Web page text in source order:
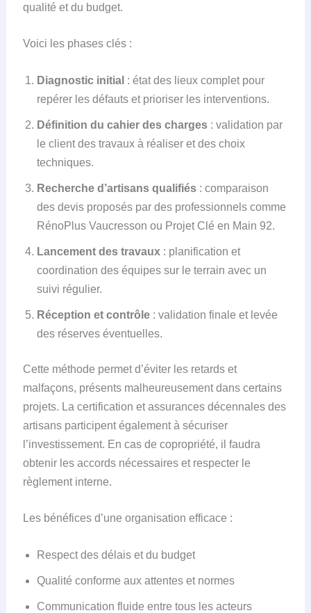
qualité et du budget.
Voici les phases clés :
Diagnostic initial : état des lieux complet pour
repérer les défauts et prioriser les interventions.
Définition du cahier des charges: validation par
le client des travaux à réaliser et des choix
techniques.
Recherche d’artisans qualifiés: comparaison
des devis proposés par des professionnels comme
RénoPlus Vaucresson ou Projet Clé en Main 92.
Lancement des travaux: planification et
coordination des équipes sur le terrain avec un
suivi régulier.
Réception et contrôle: validation finale et levée
des réserves éventuelles.
Cette méthode permet d’éviter les retards et
malfaçons, présents malheureusement dans certains
projets. La certification et assurances décennales des
artisans participent également à sécuriser
l’investissement. En cas de copropriété, il faudra
obtenir les accords nécessaires et respecter le
règlement interne.
Les bénéfices d’une organisation efficace :
Respect des délais et du budget
Qualité conforme aux attentes et normes
Communication fluide entre tous les acteurs